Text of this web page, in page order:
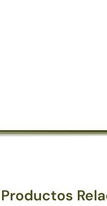
Productos